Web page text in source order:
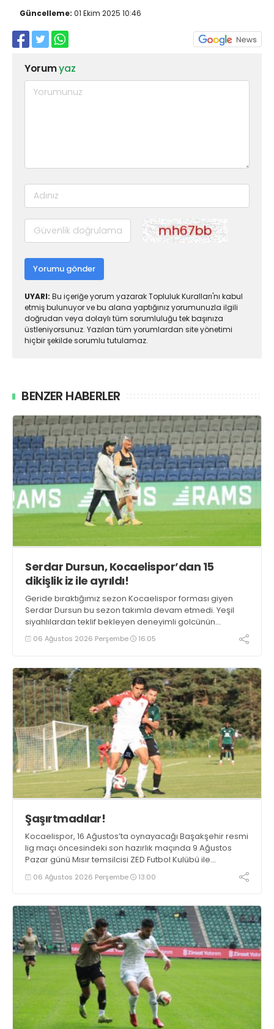
Güncelleme: 01 Ekim 2025 10:46
Yorumyaz
Yorumu gönder
UYARI: Bu içeriğe yorum yazarak Topluluk Kuralları'nı kabul
etmiş bulunuyor ve bu alana yaptığınız yorumunuzla ilgili
doğrudan veya dolaylı tüm sorumluluğu tek başınıza
üstleniyorsunuz. Yazılan tüm yorumlardan site yönetimi
hiçbir şekilde sorumlu tutulamaz.
BENZER HABERLER
Serdar Dursun, Kocaelispor’dan 15
dikişlik iz ile ayrıldı!
Geride bıraktığımız sezon Kocaelispor forması giyen
Serdar Dursun bu sezon takımla devam etmedi. Yeşil
siyahlılardan teklif bekleyen deneyimli golcünün
Gaziantep FK ile söz kesecek.
06 Ağustos 2026 Perşembe 16:05
Şaşırtmadılar!
Kocaelispor, 16 Ağustos’ta oynayacağı Başakşehir resmi
lig maçı öncesindeki son hazırlık maçında 9 Ağustos
Pazar günü Mısır temsilcisi ZED Futbol Kulübü ile
karşılaşacak.
06 Ağustos 2026 Perşembe 13:00